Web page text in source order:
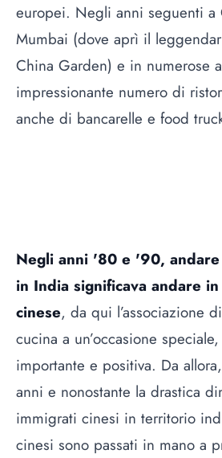
europei. Negli anni seguenti a
Mumbai (dove aprì il
China Garden) e in numerose
impressionante numero di
anche di bancarelle e food
Negli anni '80 e '90,
in India significava andare
cinese, da qui l’associazione
cucina a un’occasione
importante e positiva. Da
anni e nonostante la drastica
immigrati cinesi in territorio
cinesi sono passati in mano a